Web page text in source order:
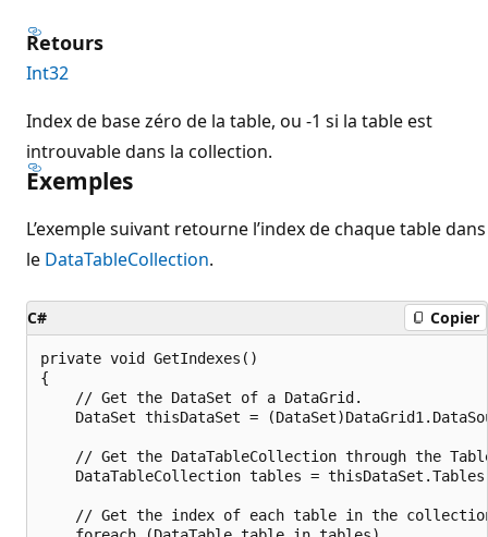
Retours
Int32
Index de base zéro de la table, ou -1 si la table est
introuvable dans la collection.
Exemples
L’exemple suivant retourne l’index de chaque table dans
le DataTableCollection.
C# Copier
private void GetIndexes()
{
    // Get the DataSet of a DataGrid.
DataSet thisDataSet =
// Get the DataTableCollection through the
DataTableCollection tables =
// Get the index of each table in the